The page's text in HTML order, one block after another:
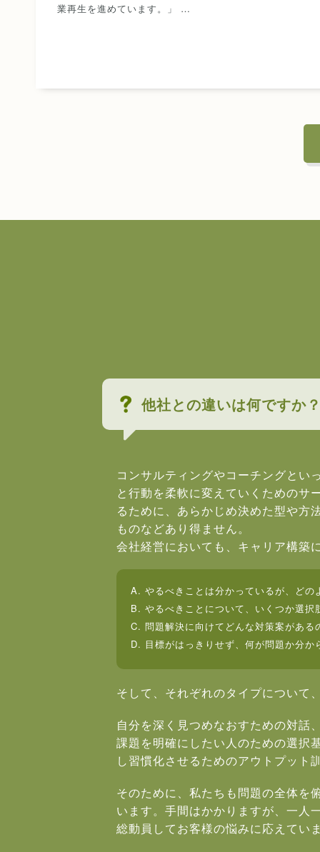
業再生を進めています。」 …
他社との違いは何ですか
コンサルティングやコーチングとい
と行動を柔軟に変えていくためのサ
るために、あらかじめ決めた型や方
ものなどあり得ません。
会社経営においても、キャリア構築
A. やるべきことは分かっているが、どの
B. やるべきことについて、いくつか選択
C. 問題解決に向けてどんな対策案がある
D. 目標がはっきりせず、何が問題か分か
そして、それぞれのタイプについて
自分を深く見つめなおすための対話
課題を明確にしたい人のための選択
し習慣化させるためのアウトプット
そのために、私たちも問題の全体を
います。手間はかかりますが、一人
総動員してお客様の悩みに応えてい